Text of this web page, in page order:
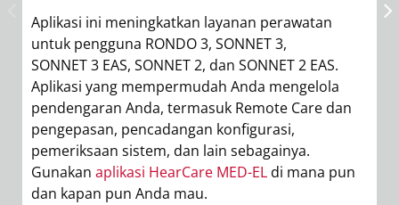
Aplikasi ini meningkatkan layanan perawatan
untuk pengguna RONDO 3, SONNET 3,
SONNET 3 EAS, SONNET 2, dan SONNET 2 EAS.
Aplikasi yang mempermudah Anda mengelola
pendengaran Anda, termasuk Remote Care dan
pengepasan, pencadangan konfigurasi,
pemeriksaan sistem, dan lain sebagainya.
Gunakan aplikasi HearCare MED-EL di mana pun
dan kapan pun Anda mau.